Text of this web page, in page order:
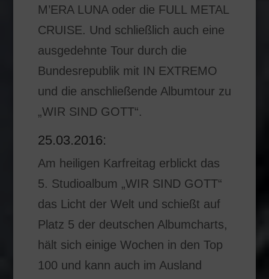
M’ERA LUNA oder die FULL METAL
CRUISE. Und schließlich auch eine
ausgedehnte Tour durch die
Bundesrepublik mit IN EXTREMO
und die anschließende Albumtour zu
„WIR SIND GOTT“.
25.03.2016:
Am heiligen Karfreitag erblickt das
5. Studioalbum „WIR SIND GOTT“
das Licht der Welt und schießt auf
Platz 5 der deutschen Albumcharts,
hält sich einige Wochen in den Top
100 und kann auch im Ausland